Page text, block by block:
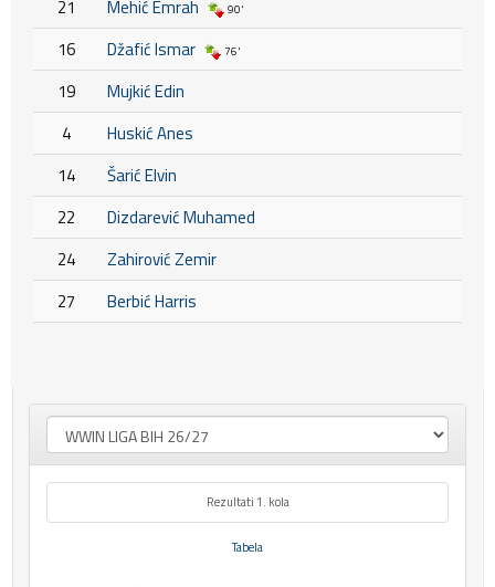
21 Mehić Emrah 90'
16 Džafić Ismar 76'
19
Mujkić Edin
4
Huskić Anes
14
Šarić Elvin
22
Dizdarević Muhamed
24
Zahirović Zemir
27
Berbić Harris
Rezultati 1. kola
Tabela